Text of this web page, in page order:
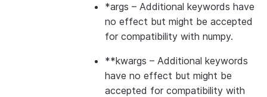
*args – Additional keywords have
no effect but might be accepted
for compatibility with numpy.
**kwargs – Additional keywords
have no effect but might be
accepted for compatibility with